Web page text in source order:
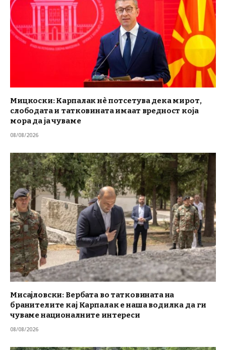
Мицкоски: Карпалак нè потсетува дека мирот,
слободата и татковината имаат вредност која
мора да ја чуваме
08/08/2026
Мисајловски: Вербата во татковината на
бранителите кај Карпалак е наша водилка да ги
чуваме националните интереси
08/08/2026